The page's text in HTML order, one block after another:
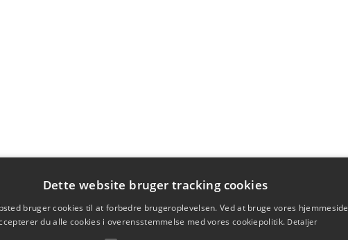
Dette website bruger tracking cookies
bruger cookies til at forbedre brugeroplevelsen. Ved at bruge vores hjemmeside
du alle cookies i overensstemmelse med vores cookiepolitik. Detaljer